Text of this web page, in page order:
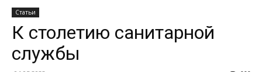
Статьи
К столетию санитарной
службы